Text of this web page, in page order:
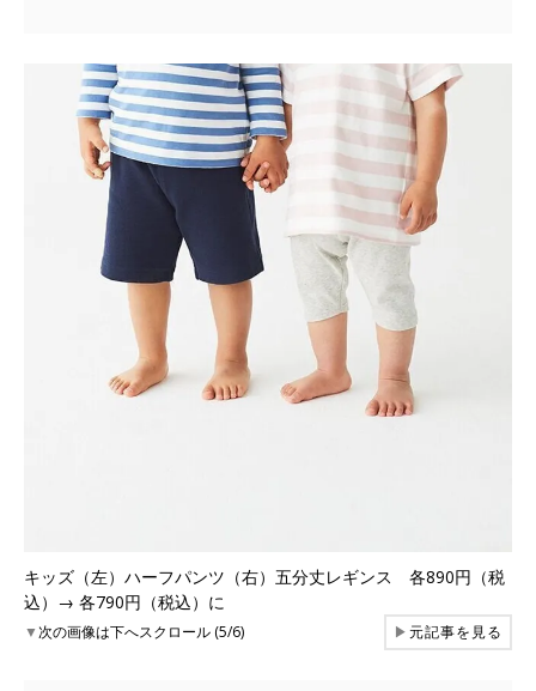
キッズ（左）ハーフパンツ（右）五分丈レギンス 各890円（税
込）→ 各790円（税込）に
▼次の画像は下へスクロール (5/6) ▶元記事を見る